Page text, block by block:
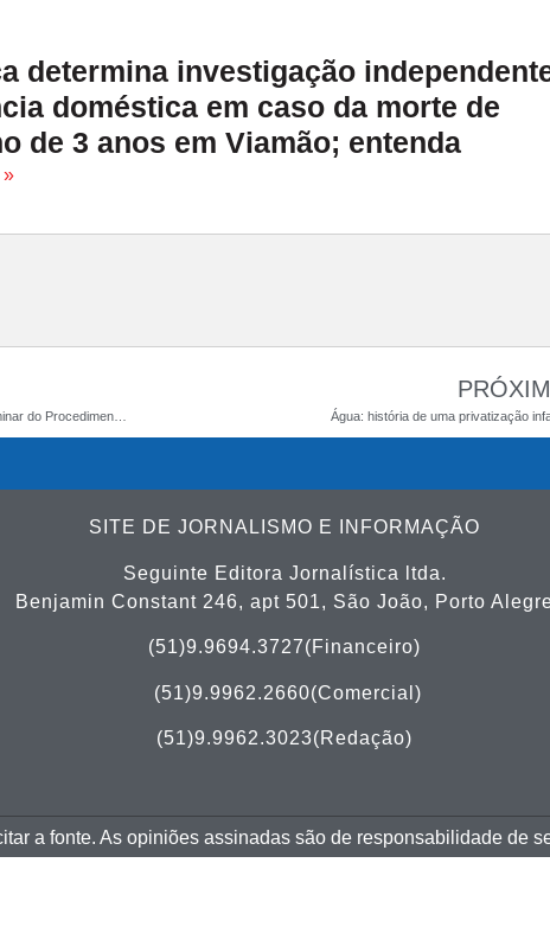
determina investigação
doméstica em caso da morte de
de 3 anos em Viamão; entenda
»
Prazo para interpor recursos contra o resultado preliminar do Procedimento de Heteroidentificação do concurso público da CMV encerra hoje Água: história de uma privatização
SITE DE JORNALISMO E INFORMAÇÃO
Seguinte Editora Jornalística ltda.
Benjamin Constant 246, apt 501, São João, Porto
(51)9.9694.3727(Financeiro)
(51)9.9962.2660(Comercial)
(51)9.9962.3023(Redação)
a fonte. As opiniões assinadas são de responsabilidade de